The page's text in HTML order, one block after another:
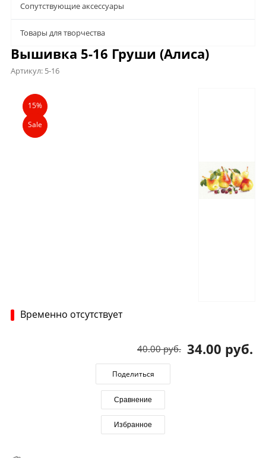
Сопутствующие аксессуары
Товары для творчества
Вышивка 5-16 Груши (Алиса)
Артикул: 5-16
Описание
15%
Sale
Временно отсутствует
34.00 руб.
40.00 руб.
Поделиться
Сравнение
Избранное